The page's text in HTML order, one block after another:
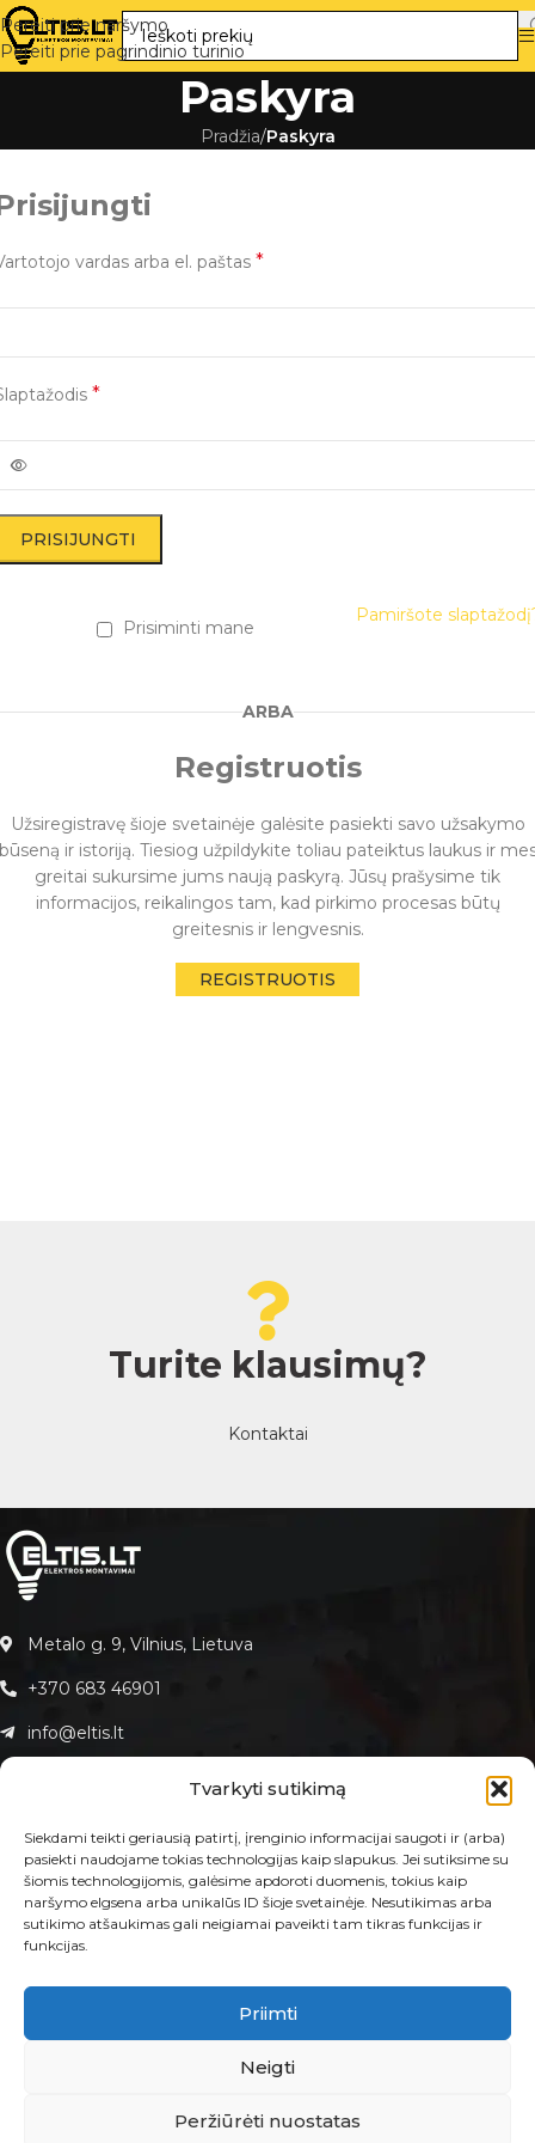
Tvarkyti sutikimą
Siekdami teikti geriausią patirtį, įrenginio informacijai saugoti ir (arba)
pasiekti naudojame tokias technologijas kaip slapukus. Jei sutiksime su
šiomis technologijomis, galėsime apdoroti duomenis, tokius kaip
naršymo elgsena arba unikalūs ID šioje svetainėje. Nesutikimas arba
sutikimo atšaukimas gali neigiamai paveikti tam tikras funkcijas ir
funkcijas.
Priimti
Neigti
Peržiūrėti nuostatas
Pereiti prie naršymo
Pereiti prie pagrindinio turinio
Paskyra
Pradžia/Paskyra
vardas arba el. paštas *
*
PRISIJUNGTI
Pamiršote
Prisiminti mane
ARBA
Registruotis
Užsiregistravę šioje svetainėje galėsite pasiekti savo užsakymo
ir istoriją. Tiesiog užpildykite toliau pateiktus laukus ir
greitai sukursime jums naują paskyrą. Jūsų prašysime tik
informacijos, reikalingos tam, kad pirkimo procesas būtų
greitesnis ir lengvesnis.
REGISTRUOTIS
Turite klausimų?
Kontaktai
Metalo g. 9, Vilnius, Lietuva
+370 683 46901
info@eltis.lt
KLIENTAMS
Apie Eltis.lt
Kontaktai
E-PARDUOTUVĖ
Prekių grąžinimas ir garantija